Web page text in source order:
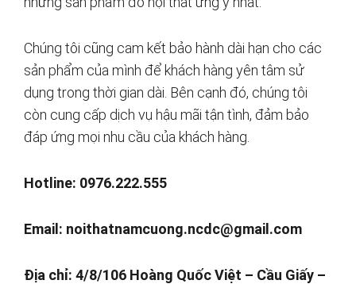
Chúng tôi cũng cam kết bảo hành dài hạn cho các
sản phẩm của mình để khách hàng yên tâm sử
dụng trong thời gian dài. Bên cạnh đó, chúng tôi
còn cung cấp dịch vụ hậu mãi tận tình, đảm bảo
đáp ứng mọi nhu cầu của khách hàng.
Hotline: 0976.222.555
Email: noithatnamcuong.ncdc@gmail.com
Địa chỉ: 4/8/106 Hoàng Quốc Việt – Cầu Giấy –